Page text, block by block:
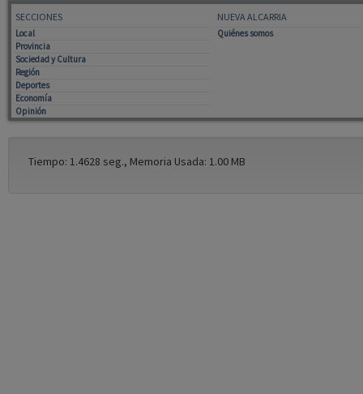
SECCIONES
Local
Provincia
Sociedad y Cultura
Región
Deportes
Economía
Opinión
NUEVA ALCARRIA
Quiénes somos
Tiempo: 1.4628 seg., Memoria Usada: 1.00 MB